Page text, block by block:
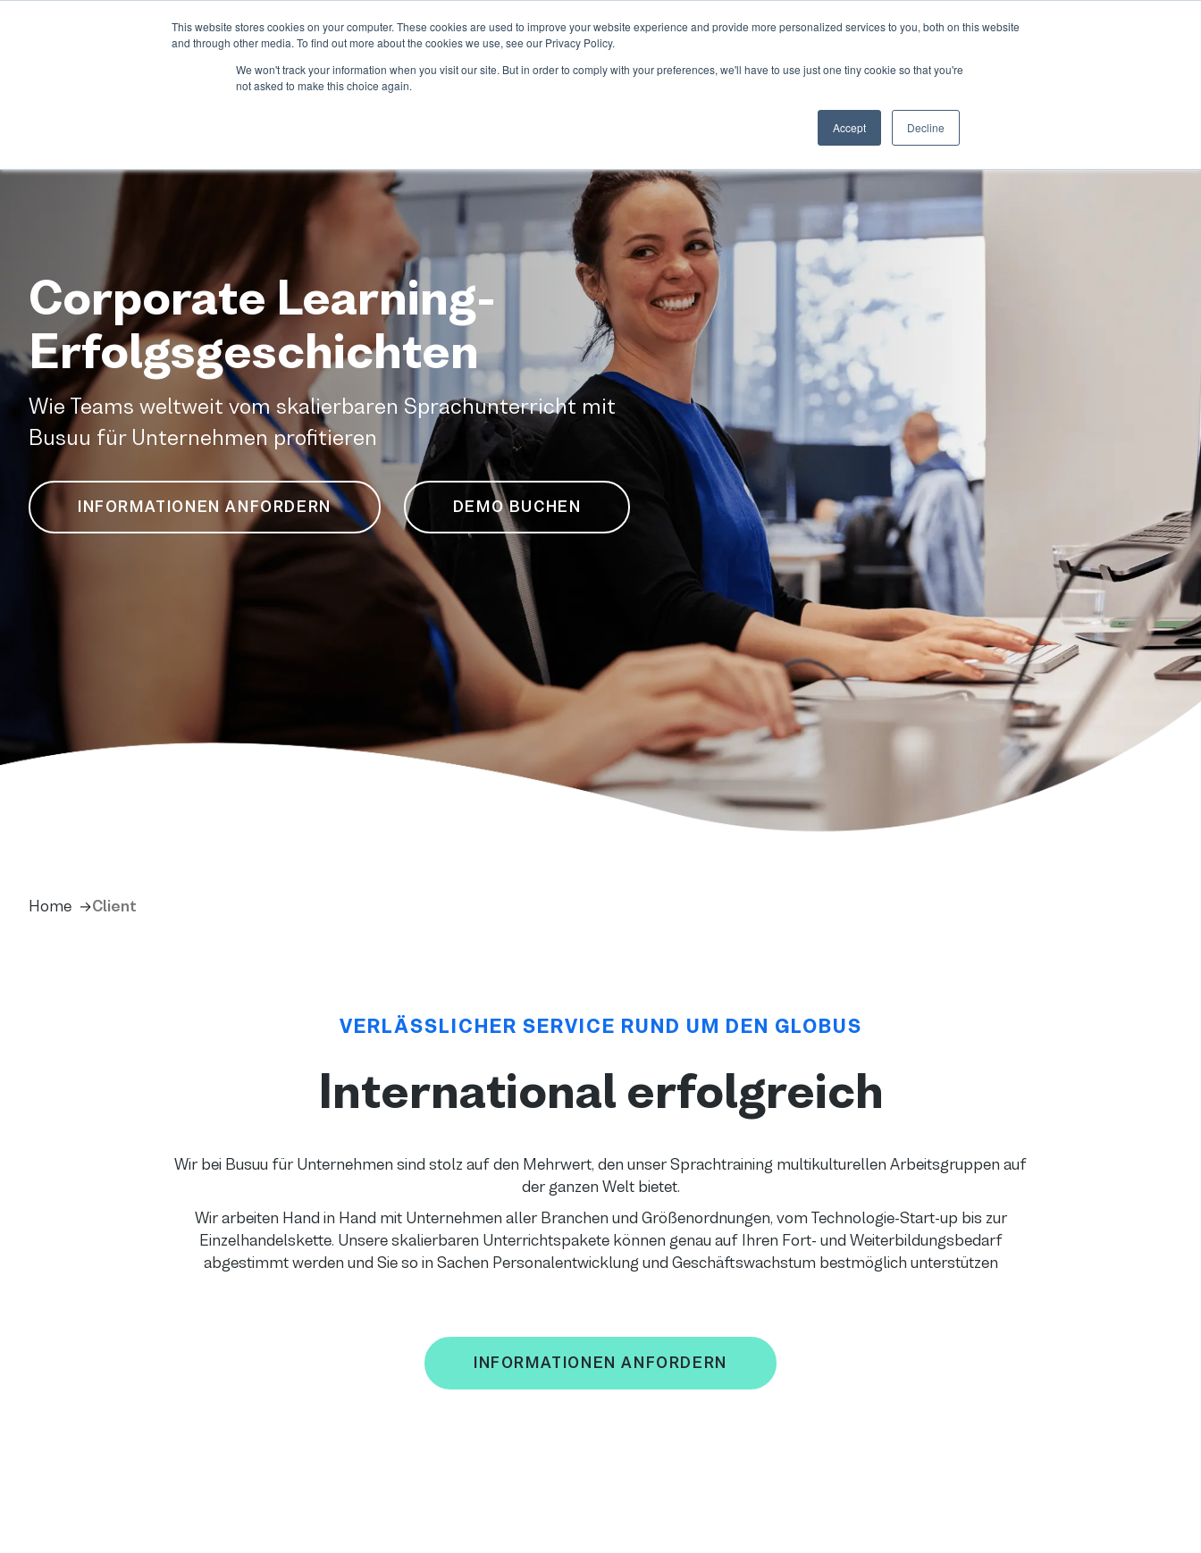
This website stores cookies on your computer. These cookies are used to improve your website experience and provide more personalized services to you, both on this website
and through other media. To find out more about the cookies we use, see our Privacy Policy.
We won't track your information when you visit our site. But in order to comply with your preferences, we'll have to use just one tiny cookie so that you're
not asked to make this choice again.
Accept Decline
Über uns Produkt Branchen
Show submenu for Branchen
Unsere Kunden Kalender Ressourcen Partnerschaften DEMO BUCHEN
Corporate Learning-
Erfolgsgeschichten
Wie Teams weltweit vom skalierbaren Sprachunterricht mit
Busuu für Unternehmen profitieren
INFORMATIONEN ANFORDERN DEMO BUCHEN
Home Client
VERLÄSSLICHER SERVICE RUND UM DEN GLOBUS
International erfolgreich
Wir bei Busuu für Unternehmen sind stolz auf den Mehrwert, den unser Sprachtraining multikulturellen Arbeitsgruppen auf
der ganzen Welt bietet.
Wir arbeiten Hand in Hand mit Unternehmen aller Branchen und Größenordnungen, vom Technologie-Start-up bis zur
Einzelhandelskette. Unsere skalierbaren Unterrichtspakete können genau auf Ihren Fort- und Weiterbildungsbedarf
abgestimmt werden und Sie so in Sachen Personalentwicklung und Geschäftswachstum bestmöglich unterstützen
INFORMATIONEN ANFORDERN